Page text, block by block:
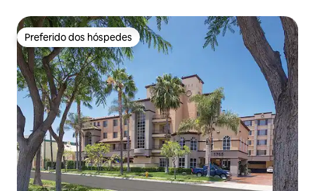
Preferido dos hóspedes
Preferido dos hóspedes